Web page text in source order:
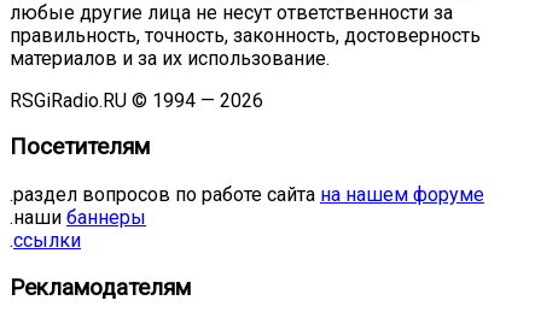
любые другие лица не несут ответственности за
правильность, точность, законность, достоверность
материалов и за их использование.
RSGiRadio.RU © 1994 — 2026
Посетителям
.раздел вопросов по работе сайта на нашем форуме
.наши баннеры
.ссылки
Рекламодателям